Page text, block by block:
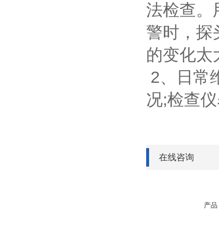
法检查。
警时，探
的变化太
2、日常
况;检查
在线咨询
产品